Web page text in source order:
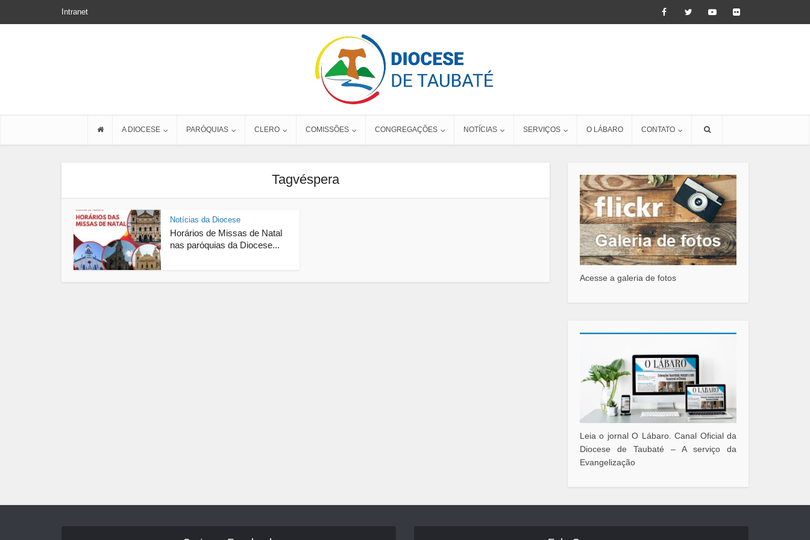
Intranet
A DIOCESE PARÓQUIAS CLERO COMISSÕES CONGREGAÇÕES NOTÍCIAS SERVIÇOS O LÁBARO CONTATO
Tagvéspera
Notícias da Diocese
Horários de Missas de Natal
nas paróquias da Diocese...
Acesse a galeria de fotos
Leia o jornal O Lábaro. Canal Oficial da
Diocese de Taubaté – A serviço da
Evangelização